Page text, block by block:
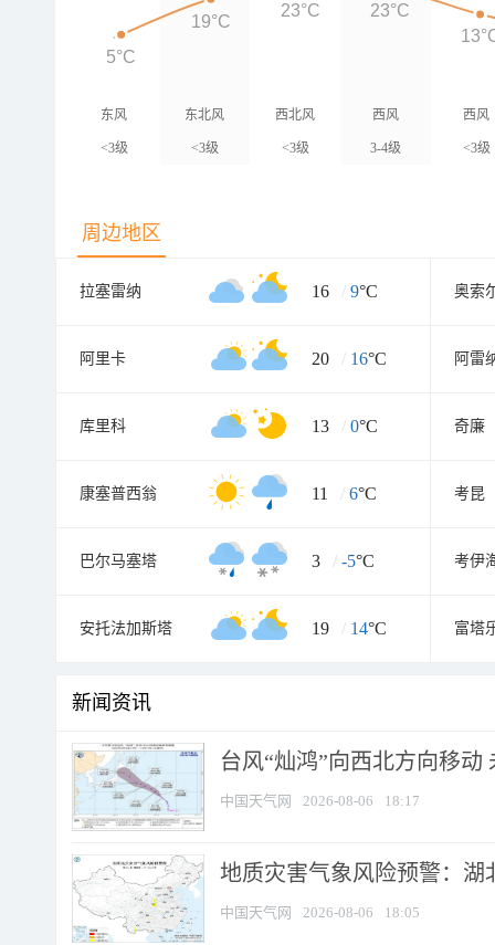
东风
<3级
东北风
<3级
西北风
<3级
西风
3-4级
西风
<3级
5°C
19°C
23°C
23°C
周边地区
拉塞雷纳 16 / 9°C 奥索
阿里卡 20 / 16°C 阿雷
库里科 13 / 0°C 奇廉
康塞普西翁 11 / 6°C 考昆
巴尔马塞塔 3 / -5°C 考伊
安托法加斯塔 19 / 14°C 富塔
新闻资讯
台风“灿鸿”向西北方向移动
中国天气网 2026-08-06 18:17
地质灾害气象风险预警：湖
中国天气网 2026-08-06 18:05